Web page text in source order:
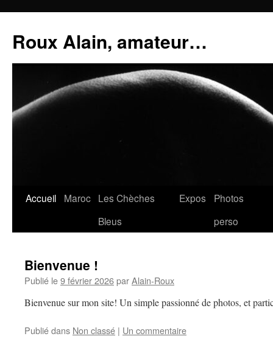
contenu
Roux Alain, amateur…
Accueil Maroc Les Chèches
Bleus
Expos
Photos
perso
Bienvenue !
Publié le9 février 2026parAlain-Roux
Bienvenue sur mon site! Un simple passionné de photos, et
Publié dans Non classé | Un commentaire